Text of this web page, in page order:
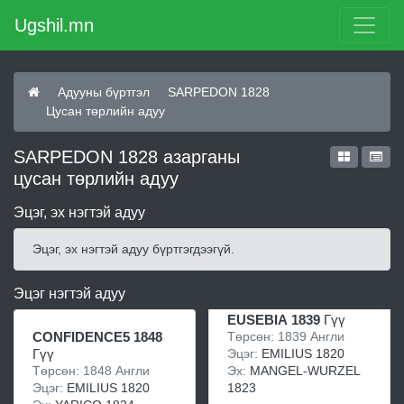
Ugshil.mn
Адууны бүртгэл
SARPEDON 1828
Цусан төрлийн адуу
SARPEDON 1828 азарганы
цусан төрлийн адуу
Эцэг, эх нэгтэй адуу
Эцэг, эх нэгтэй адуу бүртгэгдээгүй.
Эцэг нэгтэй адуу
CONFIDENCE5 1848
Гүү
Төрсөн: 1848 Англи
Эцэг: EMILIUS 1820
EUSEBIA 1839 Гүү
Төрсөн: 1839 Англи
Эцэг: EMILIUS 1820
Эх: MANGEL-WURZEL
1823